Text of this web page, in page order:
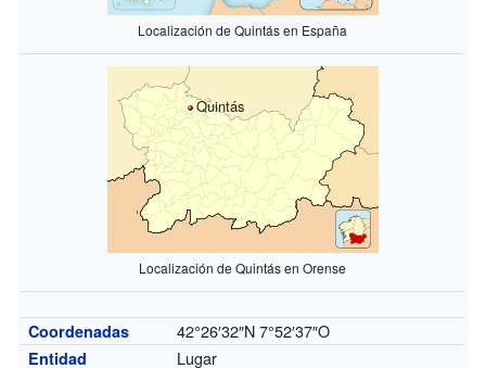
Localización de Quintás en España
Quintás
Localización de Quintás en Orense
Coordenadas 42°26′32″N 7°52′37″O
Entidad
Lugar